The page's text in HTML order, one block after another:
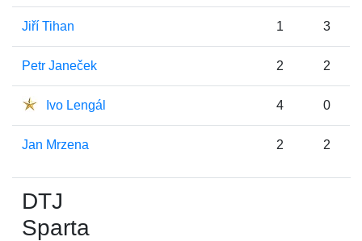
Jiří Tihan 1 3
Petr Janeček 2 2
Ivo Lengál 4 0
Jan Mrzena 2 2
DTJ
Sparta